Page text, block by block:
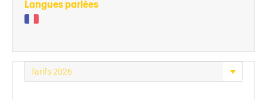
Langues parlées